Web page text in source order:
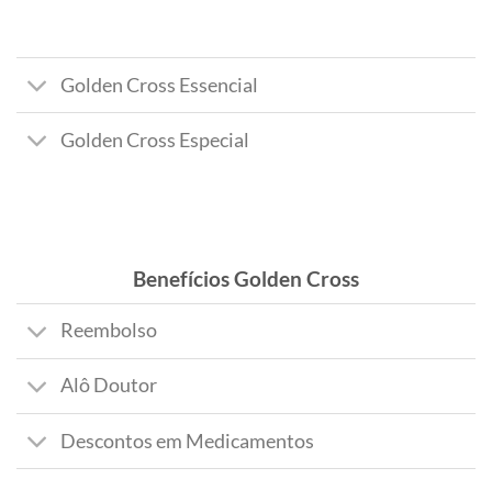
Golden Cross Essencial
Golden Cross Especial
Benefícios Golden Cross
Reembolso
Alô Doutor
Descontos em Medicamentos